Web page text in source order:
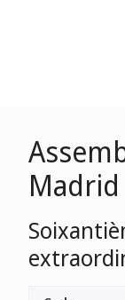
Madrid